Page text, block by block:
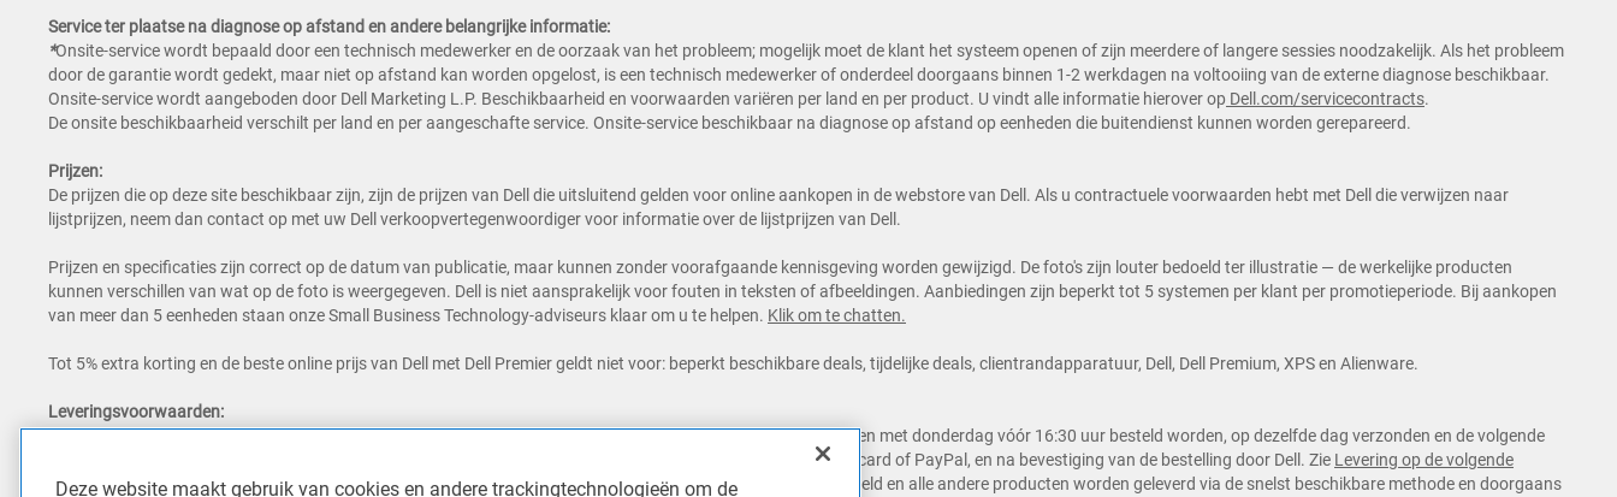
Service ter plaatse na diagnose op afstand en andere belangrijke informatie:
*Onsite-service wordt bepaald door een technisch medewerker en de oorzaak van het probleem; mogelijk moet de klant het systeem openen of zijn meerdere of langere sessies noodzakelijk. Als het probleem
door de garantie wordt gedekt, maar niet op afstand kan worden opgelost, is een technisch medewerker of onderdeel doorgaans binnen 1-2 werkdagen na voltooiing van de externe diagnose beschikbaar.
Onsite-service wordt aangeboden door Dell Marketing L.P. Beschikbaarheid en voorwaarden variëren per land en per product. U vindt alle informatie hierover op Dell.com/servicecontracts.
De onsite beschikbaarheid verschilt per land en per aangeschafte service. Onsite-service beschikbaar na diagnose op afstand op eenheden die buitendienst kunnen worden gerepareerd.
Prijzen:
De prijzen die op deze site beschikbaar zijn, zijn de prijzen van Dell die uitsluitend gelden voor online aankopen in de webstore van Dell. Als u contractuele voorwaarden hebt met Dell die verwijzen naar
lijstprijzen, neem dan contact op met uw Dell verkoopvertegenwoordiger voor informatie over de lijstprijzen van Dell.
Prijzen en specificaties zijn correct op de datum van publicatie, maar kunnen zonder voorafgaande kennisgeving worden gewijzigd. De foto's zijn louter bedoeld ter illustratie — de werkelijke producten
kunnen verschillen van wat op de foto is weergegeven. Dell is niet aansprakelijk voor fouten in teksten of afbeeldingen. Aanbiedingen zijn beperkt tot 5 systemen per klant per promotieperiode. Bij aankopen
van meer dan 5 eenheden staan onze Small Business Technology-adviseurs klaar om u te helpen. Klik om te chatten.
Tot 5% extra korting en de beste online prijs van Dell met Dell Premier geldt niet voor: beperkt beschikbare deals, tijdelijke deals, clientrandapparatuur, Dell, Dell Premium, XPS en Alienware.
Leveringsvoorwaarden:
Producten die in aanmerking komen voor levering op de volgende werkdag worden, indien ze op maandag tot en met donderdag vóór 16:30 uur besteld worden, op dezelfde dag verzonden en de volgende
werkdag geleverd (met uitzondering van feestdagen en weekenden). Dit geldt alleen bij betaalmethodes creditcard of PayPal, en na bevestiging van de bestelling door Dell. Zie Levering op de volgende
werkdagvoor de volledige voorwaarden. Producten die buiten het genoemde dag- en tijdsvenster worden besteld en alle andere producten worden geleverd via de snelst beschikbare methode en doorgaans
Deze website maakt gebruik van cookies en andere trackingtechnologieën om de